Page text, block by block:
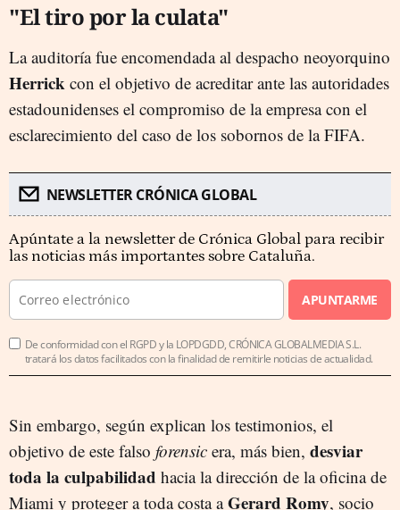
"El tiro por la culata"
La auditoría fue encomendada al despacho neoyorquino
Herrick con el objetivo de acreditar ante las autoridades
estadounidenses el compromiso de la empresa con el
esclarecimiento del caso de los sobornos de la FIFA.
NEWSLETTER CRÓNICA GLOBAL
Apúntate a la newsletter de Crónica Global para recibir
las noticias más importantes sobre Cataluña.
APUNTARME
De conformidad con el RGPD y la LOPDGDD, CRÓNICA GLOBALMEDIA S.L.
tratará los datos facilitados con la finalidad de remitirle noticias de actualidad.
Sin embargo, según explican los testimonios, el
objetivo de este falso forensic era, más bien, desviar
toda la culpabilidad hacia la dirección de la oficina de
Miami y proteger a toda costa aGerard Romy, socio